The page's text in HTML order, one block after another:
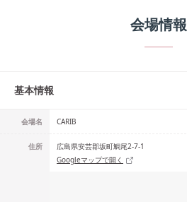
会場情報
基本情報
会場名 CARIB
住所
広島県安芸郡坂町鯛尾2-7-1
Googleマップで開く